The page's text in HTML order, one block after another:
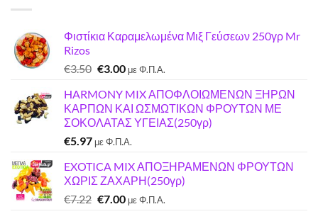
Φιστίκια Καραμελωμένα Μιξ Γεύσεων 250γρ Mr
Rizos
€3.50 Original
was:
€3.50.
€3.00Η
τιμή
είναι:
€3.00.
με Φ.Π.Α.
HARMONY MIX ΑΠΟΦΛΟΙΩΜΕΝΩΝ ΞΗΡΩΝ
ΚΑΡΠΩΝ ΚΑΙ ΩΣΜΩΤΙΚΩΝ ΦΡΟΥΤΩΝ ΜΕ
ΣΟΚΟΛΑΤΑΣ ΥΓΕΙΑΣ(250γρ)
€5.97 με Φ.Π.Α.
EXOTICA MIX ΑΠΟΞΗΡΑΜΕΝΩΝ ΦΡΟΥΤΩΝ
ΧΩΡΙΣ ΖΑΧΑΡΗ(250γρ)
€7.22 Original
€7.00Ημε Φ.Π.Α.